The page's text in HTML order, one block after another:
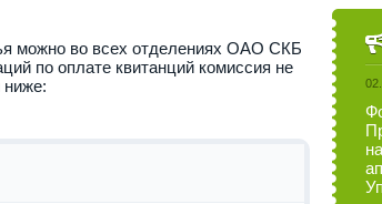
можно во всех отделениях ОАО СКБ
по оплате квитанций комиссия не
ниже: